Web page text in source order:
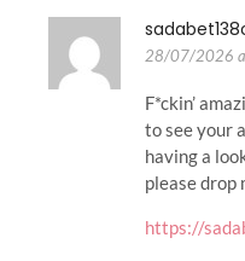
28/07/2026
F*ckin’
to see your
having a
please drop
https://